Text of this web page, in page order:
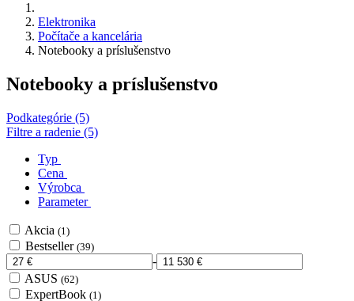
Elektronika
Počítače a kancelária
Notebooky a príslušenstvo
Notebooky a príslušenstvo
Podkategórie (5)
Filtre a radenie (5)
Typ
Cena
Výrobca
Parameter
Akcia (1)
Bestseller (39)
-
ASUS (62)
ExpertBook (1)